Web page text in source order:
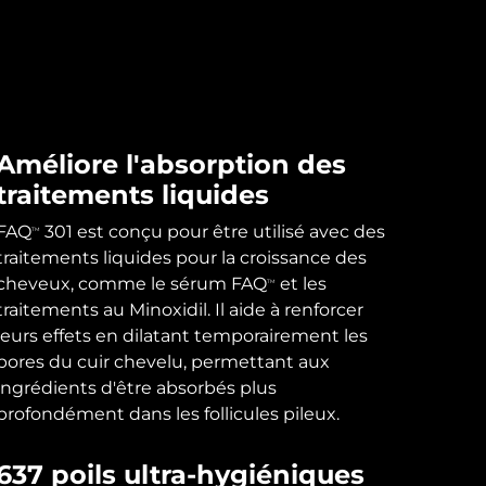
l'absorption des
liquides
TM
301 est conçu pour être utilisé avec des
liquides pour la croissance des
comme le sérum FAQTM
et les
au Minoxidil. Il aide à renforcer
effets en dilatant temporairement les
du cuir chevelu, permettant aux
d'être absorbés plus
dans les follicules pileux.
poils ultra-hygiéniques